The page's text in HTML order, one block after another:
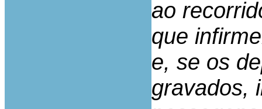
ao
que
e, se os
gravados,